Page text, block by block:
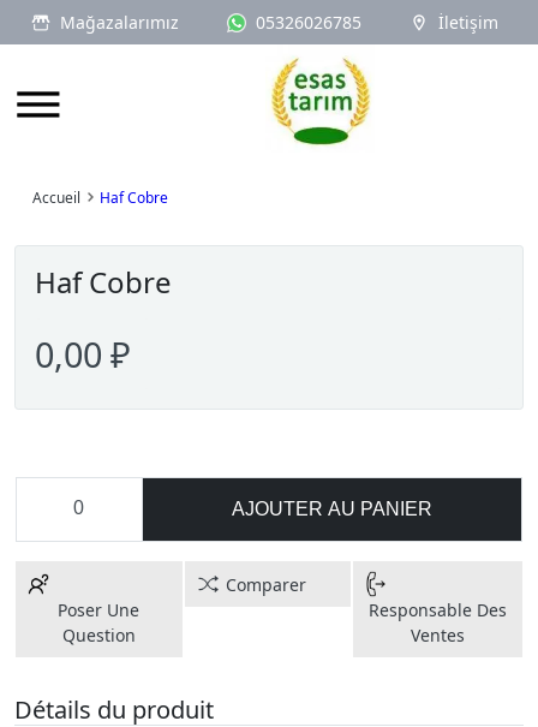
Mağazalarımız 05326026785 İletişim
Logo
Accueil Haf Cobre
Haf Cobre
0,00 ₽
AJOUTER AU PANIER
Poser Une
Question
Comparer
Responsable Des
Ventes
Détails du produit